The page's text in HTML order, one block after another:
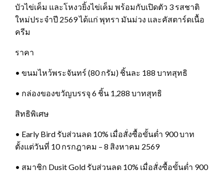
บัวไข่เค็ม และโหงวยิ้งไข่เค็ม พร้อมกับเปิดตัว 3 รสชาติ
ใหม่ประจำปี 2569 ได้แก่ พุทรา มันม่วง และคัสตาร์ดเนื้อ
ครีม
ราคา
• ขนมไหว้พระจันทร์ (80 กรัม) ชิ้นละ 188 บาทสุทธิ
• กล่องของขวัญบรรจุ 6 ชิ้น 1,288 บาทสุทธิ
สิทธิพิเศษ
• Early Bird รับส่วนลด 10% เมื่อสั่งซื้อขั้นต่ำ 900 บาท
ตั้งแต่วันที่ 10 กรกฎาคม – 8 สิงหาคม 2569
• สมาชิก Dusit Gold รับส่วนลด 10% เมื่อสั่งซื้อขั้นต่ำ 900